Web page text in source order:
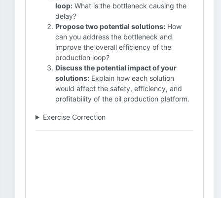
loop: What is the bottleneck causing the
delay?
Propose two potential solutions: How
can you address the bottleneck and
improve the overall efficiency of the
production loop?
Discuss the potential impact of your
solutions: Explain how each solution
would affect the safety, efficiency, and
profitability of the oil production platform.
Exercise Correction